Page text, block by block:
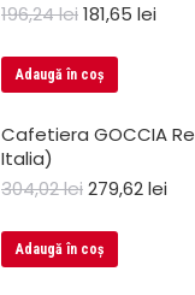
196,24lei181,65 lei
Adaugă în coș
Cafetiera GOCCIA
Italia)
304,02lei279,62lei
Adaugă în coș